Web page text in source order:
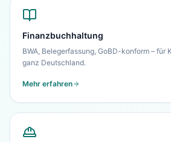
Finanzbuchhaltung
BWA, Belegerfassung, GoBD-konform – für
ganz Deutschland.
Mehr erfahren